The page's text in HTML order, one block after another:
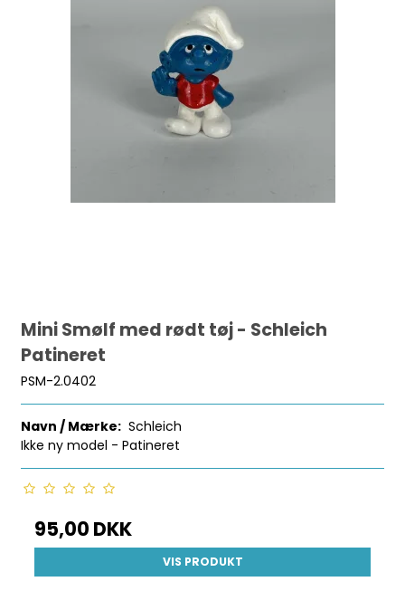
Mini Smølf med rødt tøj - Schleich
Patineret
PSM-2.0402
Navn / Mærke: Schleich
Ikke ny model - Patineret
95,00 DKK
VIS PRODUKT